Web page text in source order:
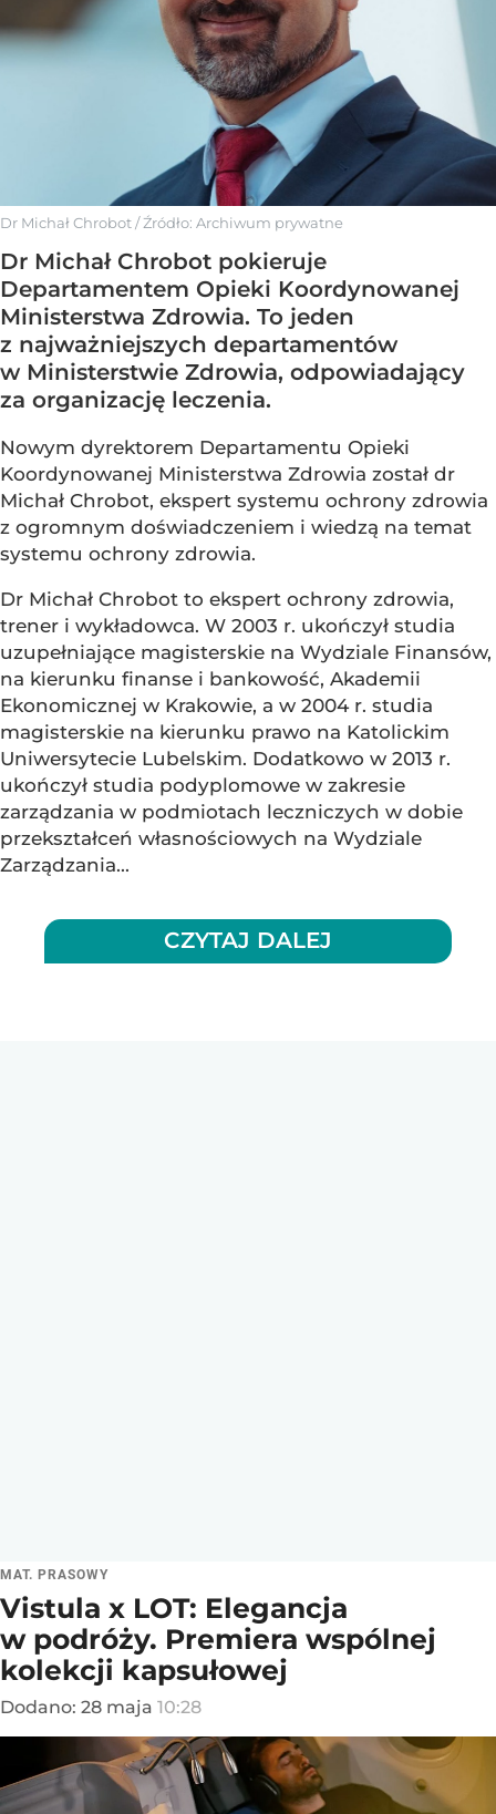
Dr Michał Chrobot/ Źródło: Archiwum prywatne
Dr Michał Chrobot pokieruje
Departamentem Opieki Koordynowanej
Ministerstwa Zdrowia. To jeden
z najważniejszych departamentów
w Ministerstwie Zdrowia, odpowiadający
za organizację leczenia.
Nowym dyrektorem Departamentu Opieki
Koordynowanej Ministerstwa Zdrowia został dr
Michał Chrobot, ekspert systemu ochrony zdrowia
z ogromnym doświadczeniem i wiedzą na temat
systemu ochrony zdrowia.
Dr Michał Chrobot to ekspert ochrony zdrowia,
trener i wykładowca. W 2003 r. ukończył studia
uzupełniające magisterskie na Wydziale Finansów,
na kierunku finanse i bankowość, Akademii
Ekonomicznej w Krakowie, a w 2004 r. studia
magisterskie na kierunku prawo na Katolickim
Uniwersytecie Lubelskim. Dodatkowo w 2013 r.
ukończył studia podyplomowe w zakresie
zarządzania w podmiotach leczniczych w dobie
przekształceń własnościowych na Wydziale
Zarządzania...
CZYTAJ DALEJ
MAT. PRASOWY
Vistula x LOT: Elegancja
w podróży. Premiera wspólnej
kolekcji kapsułowej
Dodano: 28 maja 10:28